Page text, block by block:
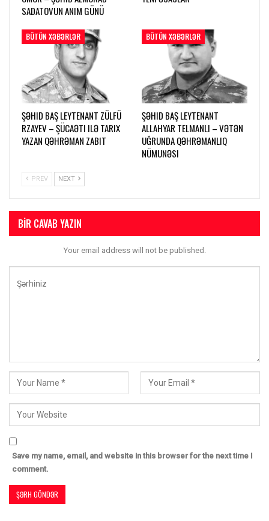
SADATOVUN ANIM GÜNÜ
BÜTÜN XƏBƏRLƏR
ŞƏHID BAŞ LEYTENANT ZÜLFÜ
RZAYEV – ŞÜCAƏTI ILƏ TARIX
YAZAN QƏHRƏMAN ZABIT
BÜTÜN XƏBƏRLƏR
ŞƏHID BAŞ LEYTENANT
ALLAHYAR TELMANLI – VƏTƏN
UĞRUNDA QƏHRƏMANLIQ
NÜMUNƏSI
PREV NEXT
BIR CAVAB YAZIN
Your email address will not be published.
Save my name, email, and website in this browser for the next time I
comment.